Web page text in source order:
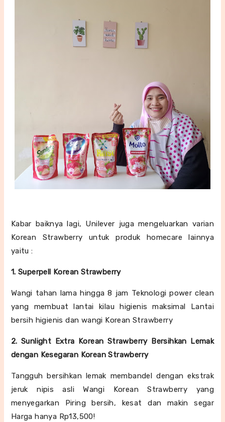
Kabar baiknya lagi, Unilever juga mengeluarkan varian
Korean Strawberry untuk produk homecare lainnya
yaitu :
1. Superpell Korean Strawberry
Wangi tahan lama hingga 8 jam Teknologi power clean
yang membuat lantai kilau higienis maksimal Lantai
bersih higienis dan wangi Korean Strawberry
2. Sunlight Extra Korean Strawberry Bersihkan Lemak
dengan Kesegaran Korean Strawberry
Tangguh bersihkan lemak membandel dengan ekstrak
jeruk nipis asli Wangi Korean Strawberry yang
menyegarkan Piring bersih, kesat dan makin segar
Harga hanya Rp13,500!